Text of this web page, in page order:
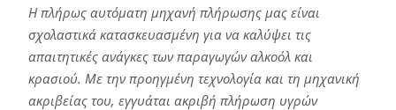
Η πλήρως αυτόματη μηχανή πλήρωσης μας είναι
σχολαστικά κατασκευασμένη για να καλύψει τις
απαιτητικές ανάγκες των παραγωγών αλκοόλ και
κρασιού. Με την προηγμένη τεχνολογία και τη μηχανική
ακριβείας του, εγγυάται ακριβή πλήρωση υγρών